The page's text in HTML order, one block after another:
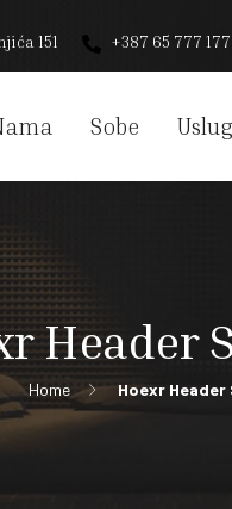
151 +387 65 777 177
Sobe
Header
Home Hoexr Header